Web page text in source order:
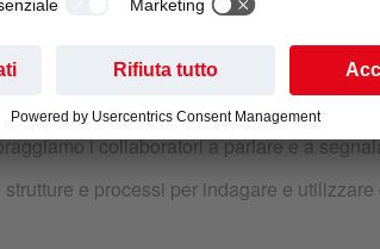
il nostro business con integrità ed
alla conformità basato su tre pilastri:
di diffondere una cultura di apertura e
i collaboratori a parlare e a
e processi per indagare e